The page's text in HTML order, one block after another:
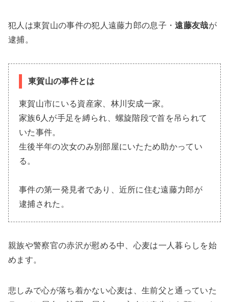
犯人は東賀山の事件の犯人遠藤力郎の息子・遠藤友哉が
逮捕。
東賀山の事件とは
東賀山市にいる資産家、林川安成一家。
家族6人が手足を縛られ、螺旋階段で首を吊られて
いた事件。
生後半年の次女のみ別部屋にいたため助かってい
る。
事件の第一発見者であり、近所に住む遠藤力郎が
逮捕された。
親族や警察官の赤沢が慰める中、心麦は一人暮らしを始
めます。
悲しみで心が落ち着かない心麦は、生前父と通っていた